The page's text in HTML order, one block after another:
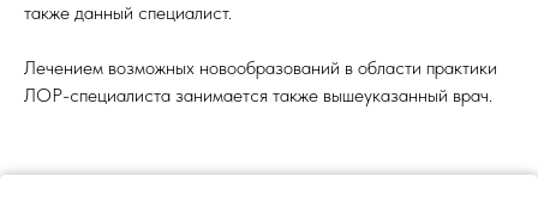
также данный специалист.
Лечением возможных новообразований в области практики
ЛОР-специалиста занимается также вышеуказанный врач.